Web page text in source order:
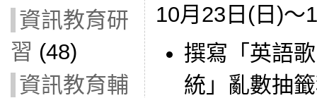
資訊教育研
習 (48)
資訊教育輔
10月23日(日)～
撰寫「英語
統」亂數抽